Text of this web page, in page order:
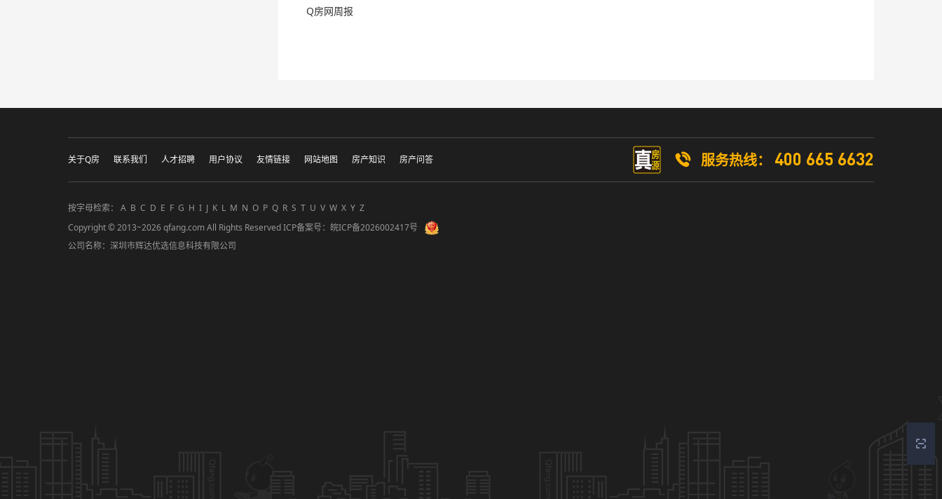
Q房网周报
关于Q房 联系我们 人才招聘 用户协议 友情链接 网站地图 房产知识 房产问答  服务热线： 400 665 6632
按字母检索： A B C D E F G H I J K L M N O P Q R S T U V W X Y Z
Copyright © 2013~2026 qfang.com All Rights Reserved ICP备案号： 皖ICP备2026002417号
公司名称：深圳市辉达优选信息科技有限公司